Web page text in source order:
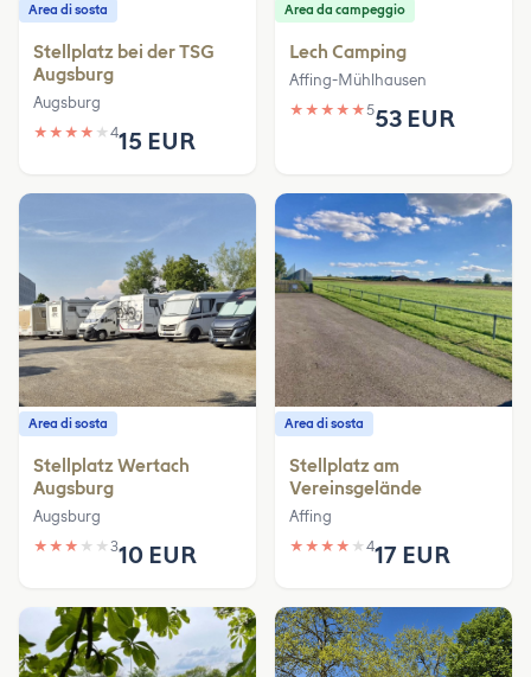
Area di sosta
Stellplatz bei der TSG
Augsburg
Augsburg
★ ★ ★ ★ ★ 415 EUR
Area da campeggio
Lech Camping
Affing-Mühlhausen
★ ★ ★ ★ ★553 EUR
Area di sosta
Stellplatz Wertach
Augsburg
Augsburg
★ ★ ★ ★ ★ 310 EUR
Area di sosta
Stellplatz am
Vereinsgelände
Affing
★ ★ ★ ★ ★ 417 EUR